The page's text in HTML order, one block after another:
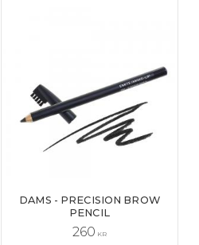
DAMS - PRECISION BROW
PENCIL
260 KR